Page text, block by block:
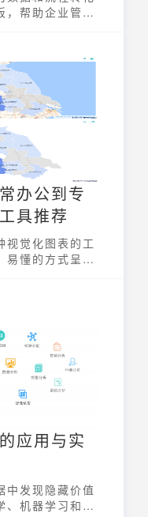
，帮助企业管理
获取和解读的难
现代企业不可
办公到专
具推荐
视觉化图表的工
易懂的方式呈现
应用与实
中发现隐藏价值
、机器学习和数